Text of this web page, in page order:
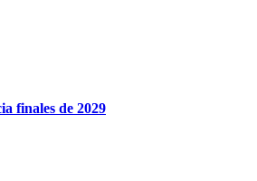
finales de 2029